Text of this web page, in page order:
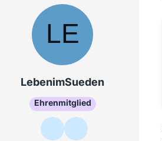
LebenimSueden
Ehrenmitglied